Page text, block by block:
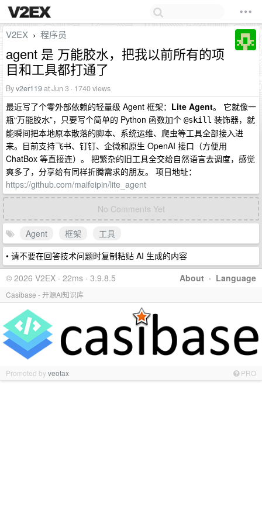
V2EX › 程序员
agent 是 万能胶水，把我以前所有的项
目和工具都打通了
Byv2er119at Jun 3 · 1740 views
最近写了个零外部依赖的轻量级 Agent 框架： Lite Agent。 它就像一
瓶“万能胶水”，只要写个简单的 Python 函数加个 @skill 装饰器，就
能瞬间把本地原本散落的脚本、系统运维、爬虫等工具全部接入进
来。目前支持飞书、钉钉、企微和原生 OpenAI 接口（方便用
ChatBox 等直接连）。 把繁杂的旧工具全交给自然语言去调度，感觉
爽多了，分享给有同样折腾需求的朋友。 项目地址：
https://github.com/maifeipin/lite_agent
No Comments Yet
Agent 框架
工具
• 请不要在回答技术问题时复制粘贴 AI 生成的内容
About · Language
© 2026 V2EX · 22ms · 3.9.8.5
Casibase - 开源AI知识库
Promoted byveotax PRO